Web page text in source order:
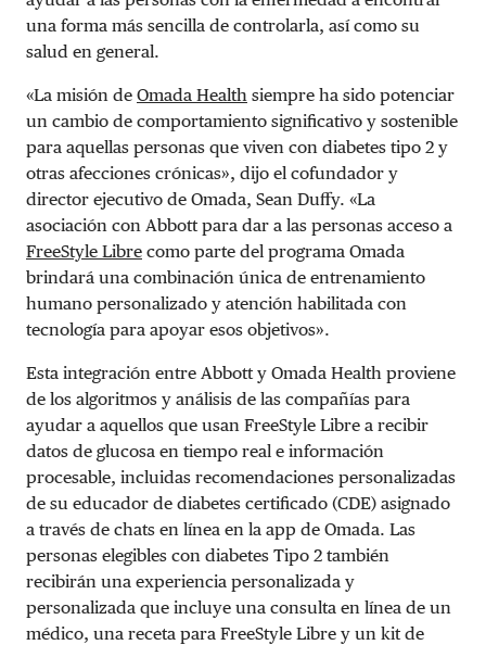
una forma más sencilla de controlarla, así como su
salud en general.
«La misión de Omada Health siempre ha sido potenciar
un cambio de comportamiento significativo y sostenible
para aquellas personas que viven con diabetes tipo 2 y
otras afecciones crónicas», dijo el cofundador y
director ejecutivo de Omada, Sean Duffy. «La
asociación con Abbott para dar a las personas acceso a
FreeStyle Libre como parte del programa Omada
brindará una combinación única de entrenamiento
humano personalizado y atención habilitada con
tecnología para apoyar esos objetivos».
Esta integración entre Abbott y Omada Health proviene
de los algoritmos y análisis de las compañías para
ayudar a aquellos que usan FreeStyle Libre a recibir
datos de glucosa en tiempo real e información
procesable, incluidas recomendaciones personalizadas
de su educador de diabetes certificado (CDE) asignado
a través de chats en línea en la app de Omada. Las
personas elegibles con diabetes Tipo 2 también
recibirán una experiencia personalizada y
personalizada que incluye una consulta en línea de un
médico, una receta para FreeStyle Libre y un kit de